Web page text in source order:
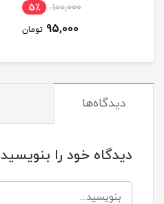
100,000 5٪
95,000 تومان
دیدگاه‌ها
دیدگاه خود را بنویسید